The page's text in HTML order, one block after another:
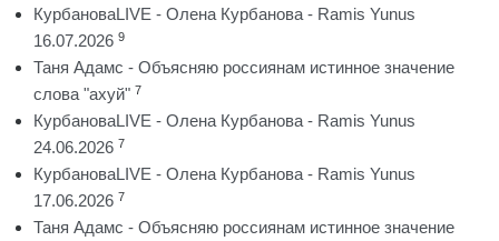
КурбановаLIVE - Олена Курбанова - Ramis Yunus
16.07.2026 9
Таня Адамс - Объясняю россиянам истинное значение
слова "ахуй" 7
КурбановаLIVE - Олена Курбанова - Ramis Yunus
24.06.2026 7
КурбановаLIVE - Олена Курбанова - Ramis Yunus
17.06.2026 7
Таня Адамс - Объясняю россиянам истинное значение